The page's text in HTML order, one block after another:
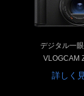
デジタル一
VLOGCAM
詳しく